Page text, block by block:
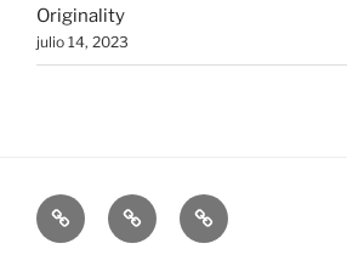
Originality
julio 14, 2023
INICIO ARTES INSTITUCIONES